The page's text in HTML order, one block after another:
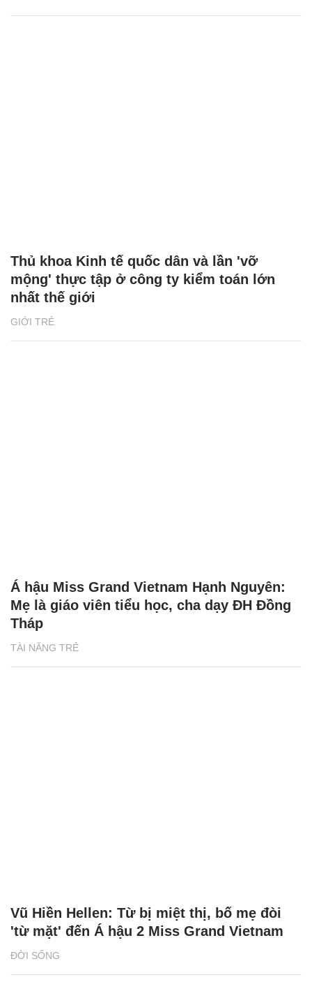
GIỚI TRẺ
Thủ khoa Kinh tế quốc dân và lần 'vỡ
mộng' thực tập ở công ty kiểm toán lớn
nhất thế giới
TÀI NĂNG TRẺ
Á hậu Miss Grand Vietnam Hạnh Nguyên:
Mẹ là giáo viên tiểu học, cha dạy ĐH Đồng
Tháp
ĐỜI SỐNG
Vũ Hiền Hellen: Từ bị miệt thị, bố mẹ đòi
'từ mặt' đến Á hậu 2 Miss Grand Vietnam